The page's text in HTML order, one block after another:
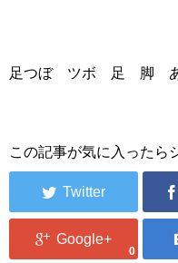
足つぼ ツボ 足 脚
この記事が気に入ったら
0